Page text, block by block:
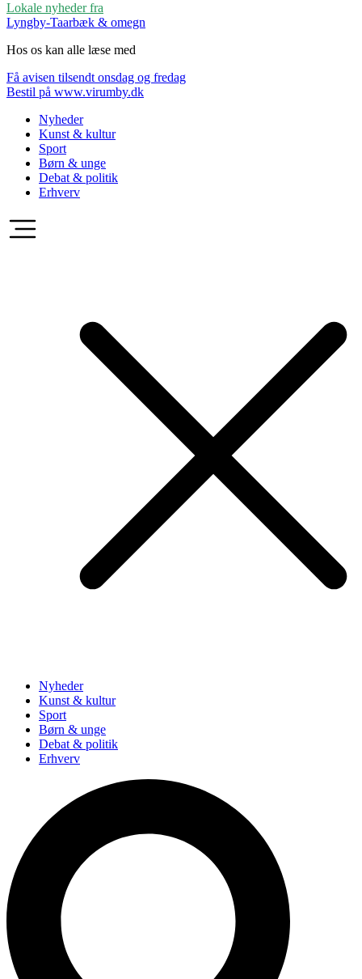
Lokale nyheder fra
Lyngby-Taarbæk & omegn
Hos os kan alle læse med
Få avisen tilsendt onsdag og fredag
Bestil på www.virumby.dk
Nyheder
Kunst & kultur
Sport
Børn & unge
Debat & politik
Erhverv
Nyheder
Kunst & kultur
Sport
Børn & unge
Debat & politik
Erhverv